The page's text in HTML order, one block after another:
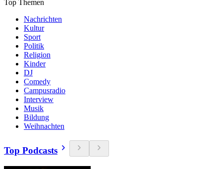
Top Themen
Nachrichten
Kultur
Sport
Politik
Religion
Kinder
DJ
Comedy
Campusradio
Interview
Musik
Bildung
Weihnachten
Top Podcasts